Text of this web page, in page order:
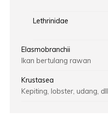
Lethrinidae
Elasmobranchii
Ikan bertulang rawan
Krustasea
Kepiting, lobster, udang, dll